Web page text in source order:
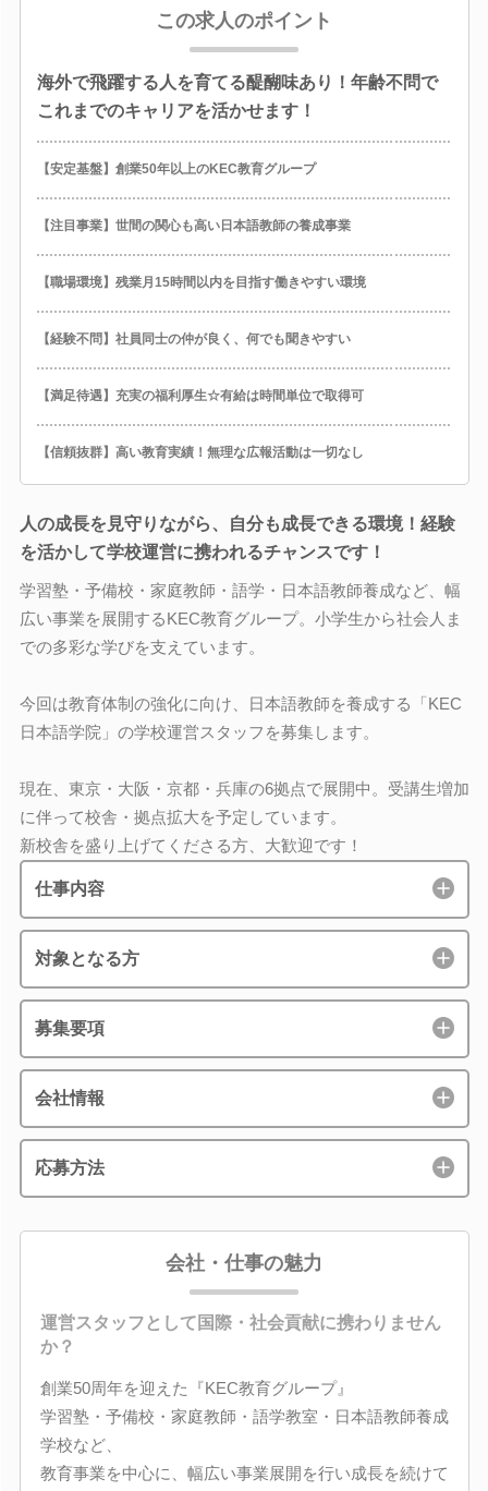
この求人のポイント
海外で飛躍する人を育てる醍醐味あり！年齢不問で
これまでのキャリアを活かせます！
【安定基盤】創業50年以上のKEC教育グループ
【注目事業】世間の関心も高い日本語教師の養成事業
【職場環境】残業月15時間以内を目指す働きやすい環境
【経験不問】社員同士の仲が良く、何でも聞きやすい
【満足待遇】充実の福利厚生☆有給は時間単位で取得可
【信頼抜群】高い教育実績！無理な広報活動は一切なし
人の成長を見守りながら、自分も成長できる環境！経験
を活かして学校運営に携われるチャンスです！
学習塾・予備校・家庭教師・語学・日本語教師養成など、幅
広い事業を展開するKEC教育グループ。小学生から社会人ま
での多彩な学びを支えています。
今回は教育体制の強化に向け、日本語教師を養成する「KEC
日本語学院」の学校運営スタッフを募集します。
現在、東京・大阪・京都・兵庫の6拠点で展開中。受講生増加
に伴って校舎・拠点拡大を予定しています。
新校舎を盛り上げてくださる方、大歓迎です！
仕事内容
対象となる方
募集要項
会社情報
応募方法
会社・仕事の魅力
運営スタッフとして国際・社会貢献に携わりません
か？
創業50周年を迎えた『KEC教育グループ』
学習塾・予備校・家庭教師・語学教室・日本語教師養成
学校など、
教育事業を中心に、幅広い事業展開を行い成長を続けて